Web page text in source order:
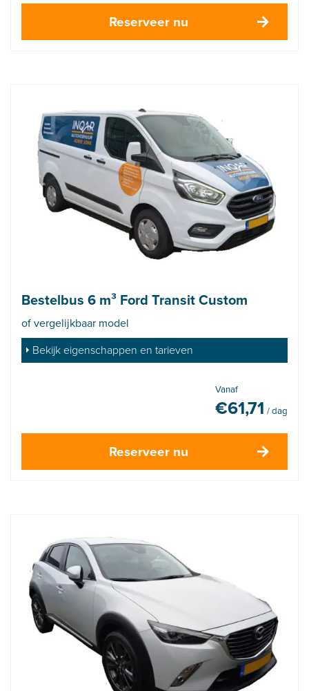
Reserveer nu
Bestelbus 6 m³ Ford Transit Custom
of vergelijkbaar model
Bekijk eigenschappen en tarieven
Vanaf
€61,71 / dag
Reserveer nu